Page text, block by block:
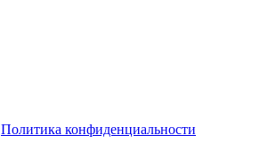
Политика конфиденциальности